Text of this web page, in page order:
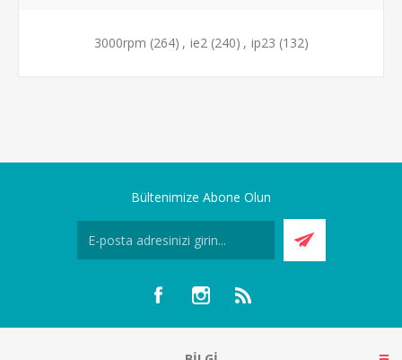
3000rpm (264) , ie2 (240) , ip23 (132)
Bültenimize Abone Olun